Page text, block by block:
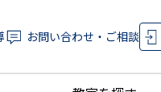
お問い合わせ・ご相談